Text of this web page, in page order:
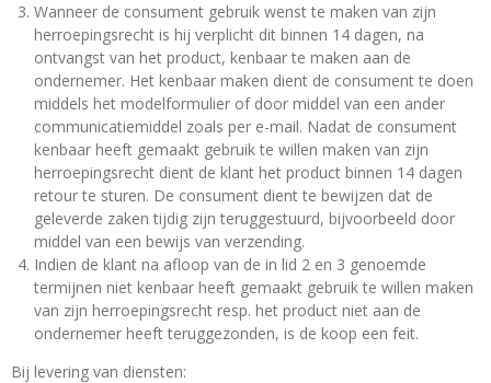
Wanneer de consument gebruik wenst te maken van zijn
herroepingsrecht is hij verplicht dit binnen 14 dagen, na
ontvangst van het product, kenbaar te maken aan de
ondernemer. Het kenbaar maken dient de consument te doen
middels het modelformulier of door middel van een ander
communicatiemiddel zoals per e-mail. Nadat de consument
kenbaar heeft gemaakt gebruik te willen maken van zijn
herroepingsrecht dient de klant het product binnen 14 dagen
retour te sturen. De consument dient te bewijzen dat de
geleverde zaken tijdig zijn teruggestuurd, bijvoorbeeld door
middel van een bewijs van verzending.
Indien de klant na afloop van de in lid 2 en 3 genoemde
termijnen niet kenbaar heeft gemaakt gebruik te willen maken
van zijn herroepingsrecht resp. het product niet aan de
ondernemer heeft teruggezonden, is de koop een feit.
Bij levering van diensten: